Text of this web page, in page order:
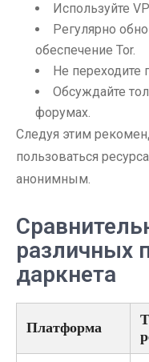
Используйте
Регулярно
обеспечение Tor.
Не переходите
Обсуждайте
форумах.
Следуя этим
пользоваться
анонимным.
различных
даркнета
Платформа